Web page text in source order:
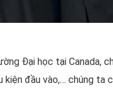
Đại học tại Canada,
kiện đầu vào,… chúng